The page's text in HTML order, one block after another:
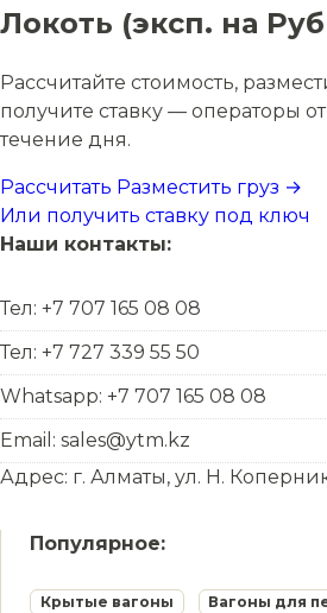
Локоть (эксп. на
Рассчитайте стоимость,
получите ставку — операторы
течение дня.
Рассчитать Разместить груз →
Или получить ставку под ключ
Наши контакты:
Тел: +7 707 165 08 08
Тел: +7 727 339 55 50
Whatsapp: +7 707 165 08 08
Email: sales@ytm.kz
Адрес: г. Алматы, ул. Н.
Популярное:
Крытые вагоны Вагоны для